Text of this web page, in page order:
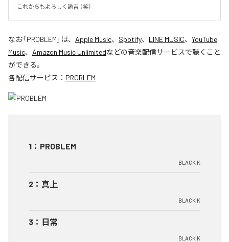
これからもよろしく諭吉 （笑）
なお「PROBLEM 」は、 Apple Music、 Spotify、 LINE MUSIC、 YouTube
Music、 Amazon Music Unlimitedなどの音楽配信サービスで聴くこと
ができる。
各配信サービス： PROBLEM
1 ： PROBLEM
BLACK K
2 ： 真上
BLACK K
3 ： 日常
BLACK K